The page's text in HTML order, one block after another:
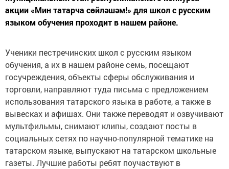
акции «Мин татарча сөйләшәм!» для школ с русским
языком обучения проходит в нашем районе.
Ученики пестречинских школ с русским языком
обучения, а их в нашем районе семь, посещают
госучреждения, объекты сферы обслуживания и
торговли, направляют туда письма с предложением
использования татарского языка в работе, а также в
вывесках и афишах. Они также переводят и озвучивают
мультфильмы, снимают клипы, создают посты в
социальных сетях по научно-популярной тематике на
татарском языке, выпускают на татарском школьные
газеты. Лучшие работы ребят поучаствуют в